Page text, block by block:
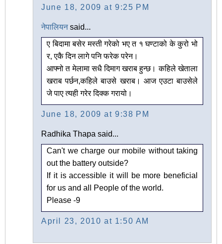
June 18, 2009 at 9:25 PM
नेपालियनsaid...
ए बिदामा बसेर मस्ती गरेको भए त १ घण्टाको के कुरो भो
र, एकै दिन लागे पनि फरेक परेन।
आफ्नो त मेलामा सधै दिमाग खराब हुन्छ। कहिले खेताला
खराब पर्छन,कहिले बाउसे खराब। आज एउटा बाउसेले
जे पाए त्यही गरेर दिक्क गरायो।
June 18, 2009 at 9:38 PM
Radhika Thapa said...
Can't we charge our mobile without taking
out the battery outside?
If it is accessible it will be more beneficial
for us and all People of the world.
Please -9
April 23, 2010 at 1:50 AM